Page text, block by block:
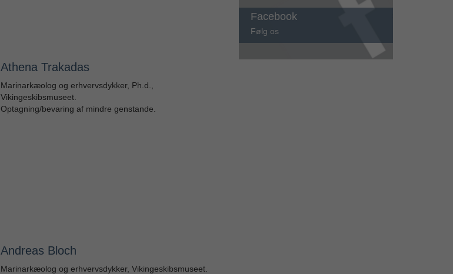
Athena Trakadas
Marinarkæolog og erhvervsdykker, Ph.d.,
Vikingeskibsmuseet.
Optagning/bevaring af mindre genstande.
Andreas Bloch
Marinarkæolog og erhvervsdykker, Vikingeskibsmuseet.
Facebook
Følg os